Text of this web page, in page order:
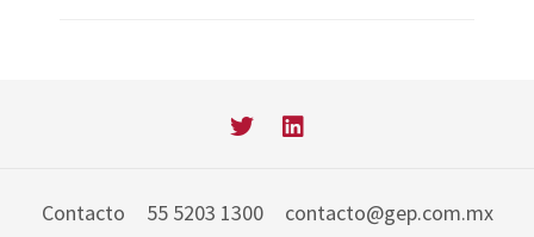
Contacto 55 5203 1300 contacto@gep.com.mx